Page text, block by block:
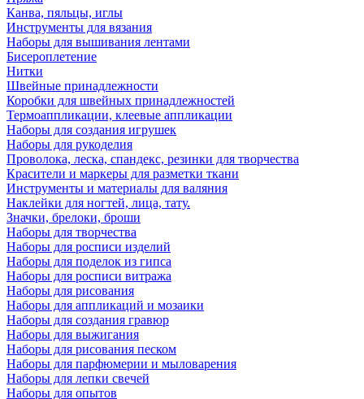
Канва, пяльцы, иглы
Инструменты для вязания
Наборы для вышивания лентами
Бисероплетение
Нитки
Швейные принадлежности
Коробки для швейных принадлежностей
Термоаппликации, клеевые аппликации
Наборы для создания игрушек
Наборы для рукоделия
Проволока, леска, спандекс, резинки для творчества
Красители и маркеры для разметки ткани
Инструменты и материалы для валяния
Наклейки для ногтей, лица, тату.
Значки, брелоки, броши
Наборы для творчества
Наборы для росписи изделий
Наборы для поделок из гипса
Наборы для росписи витража
Наборы для рисования
Наборы для аппликаций и мозаики
Наборы для создания гравюр
Наборы для выжигания
Наборы для рисования песком
Наборы для парфюмерии и мыловарения
Наборы для лепки свечей
Наборы для опытов